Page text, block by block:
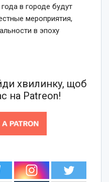
в городе будут
мероприятия,
в эпоху
хвилинку, щоб
на Patreon!